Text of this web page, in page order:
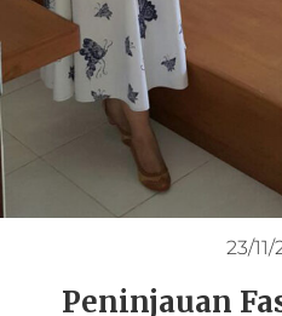
23/11/
Peninjauan